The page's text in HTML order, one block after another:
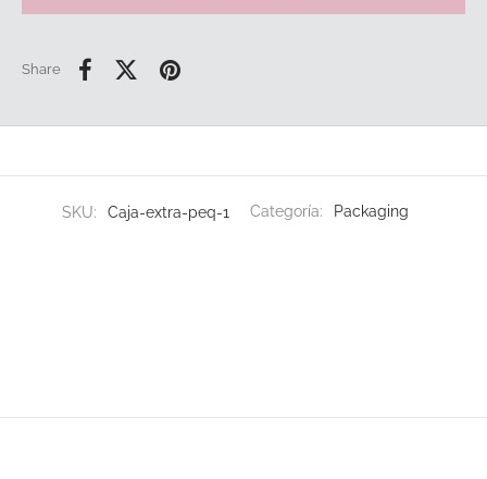
Share
SKU: Caja-extra-peq-1 Categoría: Packaging